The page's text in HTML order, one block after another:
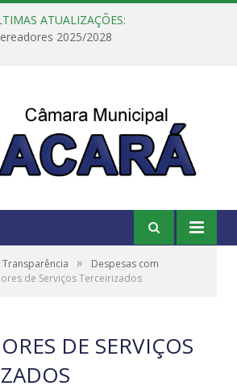
ATUALIZAÇÕES:
2025/2028
»
Despesas com
de Serviços Terceirizados
DE SERVIÇOS